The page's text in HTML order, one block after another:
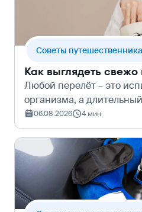
Cоветы
Как выглядеть
Любой перелёт – это
организма, а
Особенно от него
в салоне самолёта
мощные системы
уровень влажн…
06.08.2026 4 мин